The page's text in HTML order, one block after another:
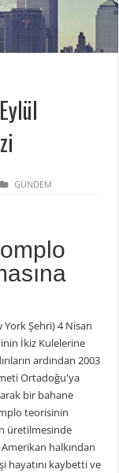
GÜNDEM
Şehri) 4 Nisan
İkiz Kulelerine
ardından 2003
Ortadoğu'ya
bir bahane
teorisinin
üretilmesinde
halkından
hayatını kaybetti ve